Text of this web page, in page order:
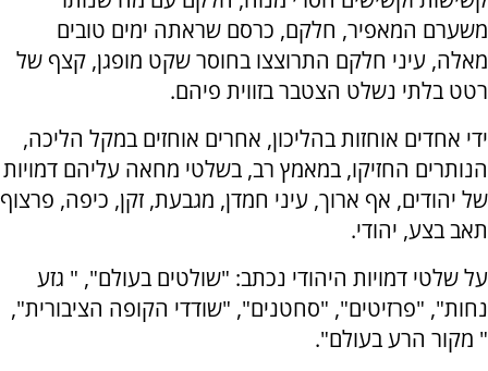
משערם המאפיר, חלקם, כרסם שראתה ימים טובים
מאלה, עיני חלקם התרוצצו בחוסר שקט מופגן, קצף של
רטט בלתי נשלט הצטבר בזווית פיהם.
ידי אחדים אוחזות בהליכון, אחרים אוחזים במקל הליכה,
הנותרים החזיקו, במאמץ רב, בשלטי מחאה עליהם דמויות
של יהודים, אף ארוך, עיני חמדן, מגבעת, זקן, כיפה, פרצוף
תאב בצע, יהודי.
על שלטי דמויות היהודי נכתב: "שולטים בעולם", " גזע
נחות", "פרזיטים", "סחטנים", "שודדי הקופה הציבורית",
" מקור הרע בעולם".